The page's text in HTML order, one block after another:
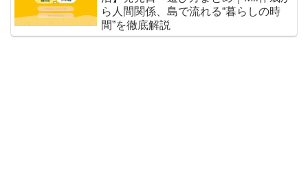
ら人間関係、島で流れる“暮らしの時
間”を徹底解説